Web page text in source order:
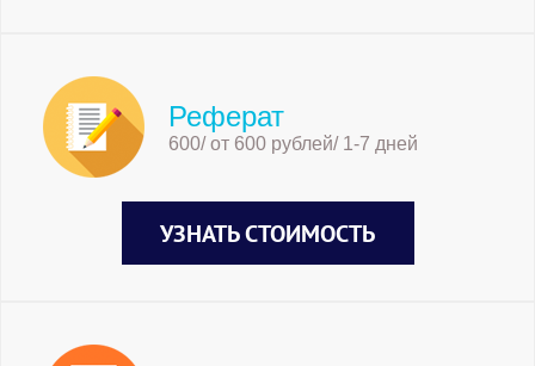
Реферат
600/ от 600 рублей/ 1-7 дней
УЗНАТЬ СТОИМОСТЬ